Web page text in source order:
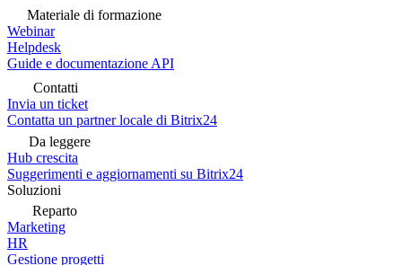
Materiale di formazione
Webinar
Helpdesk
Guide e documentazione API
Contatti
Invia un ticket
Contatta un partner locale di Bitrix24
Da leggere
Hub crescita
Suggerimenti e aggiornamenti su Bitrix24
Soluzioni
Reparto
Marketing
HR
Gestione progetti